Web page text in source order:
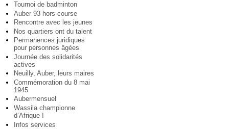
Tournoi de badminton
Auber 93 hors course
Rencontre avec les jeunes
Nos quartiers ont du talent
Permanences juridiques
pour personnes âgées
Journée des solidarités
actives
Neuilly, Auber, leurs maires
Commémoration du 8 mai
1945
Aubermensuel
Wassila championne
d’Afrique !
Infos services